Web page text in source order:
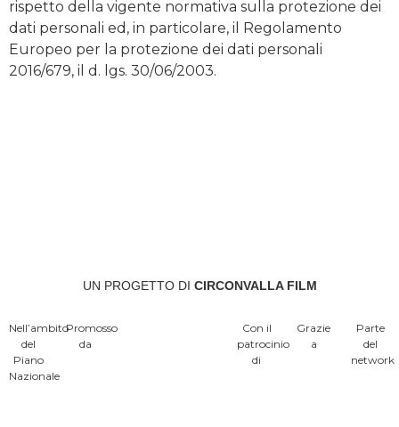
rispetto della vigente normativa sulla protezione dei
dati personali ed, in particolare, il Regolamento
Europeo per la protezione dei dati personali
2016/679, il d. lgs. 30/06/2003.
UN PROGETTO DI CIRCONVALLA FILM
Nell’ambito
del
Piano
Nazionale
Promosso
da
Con il
patrocinio
di
Grazie
a
Parte
del
network